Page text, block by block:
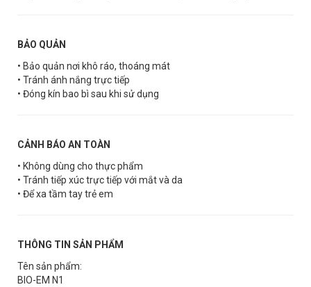
BẢO QUẢN
• Bảo quản nơi khô ráo, thoáng mát
• Tránh ánh nắng trực tiếp
• Đóng kín bao bì sau khi sử dụng
CẢNH BÁO AN TOÀN
• Không dùng cho thực phẩm
• Tránh tiếp xúc trực tiếp với mắt và da
• Để xa tầm tay trẻ em
THÔNG TIN SẢN PHẨM
Tên sản phẩm:
BIO-EM N1